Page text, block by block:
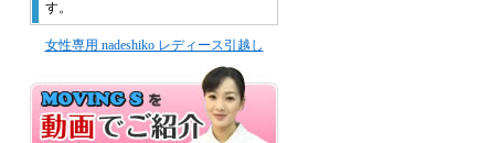
す。
女性専用 nadeshiko レディース引越し